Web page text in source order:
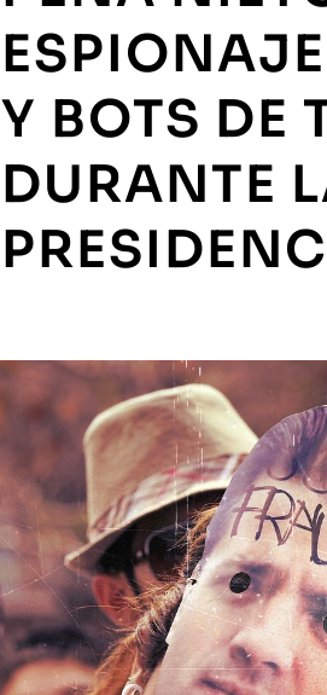
Y BOTS DE
DURANTE